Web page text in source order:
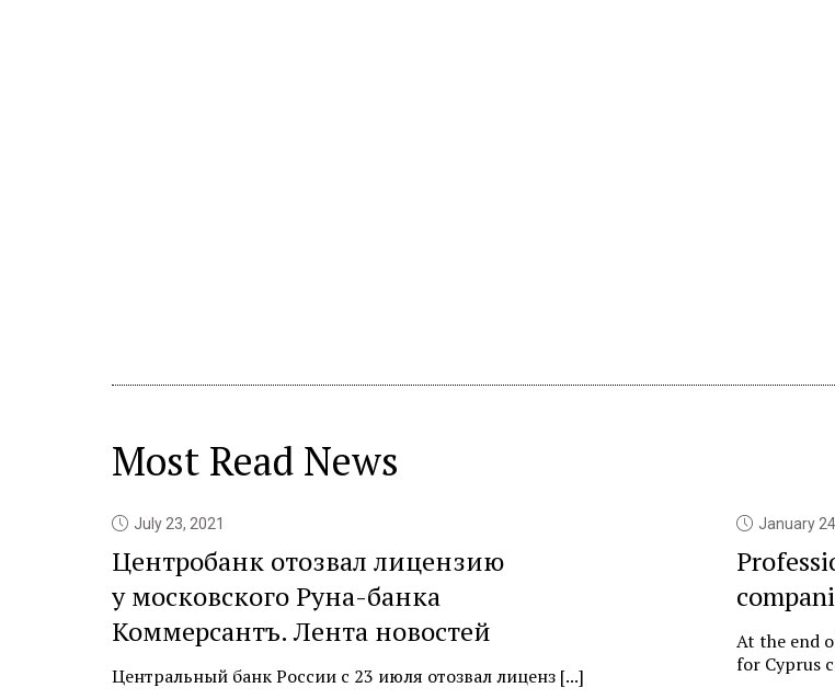
Most Read News
July 23, 2021
Центробанк отозвал лицензию
у московского Руна-банка
Коммерсантъ. Лента новостей
Центральный банк России с 23 июля отозвал лиценз [...]
January
At the end
for Cyprus